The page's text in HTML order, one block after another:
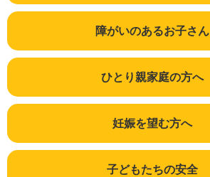
障がいのあるお子さん
ひとり親家庭の方へ
妊娠を望む方へ
子どもたちの安全